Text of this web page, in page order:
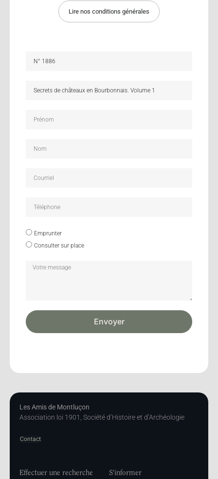
Lire nos conditions générales
Emprunter
Consulter sur place
Envoyer
Les Amis de Montluçon
Association loi 1901, Société d’Histoire et d’Archéologie
Contact
Effectuer une recherche S'informer